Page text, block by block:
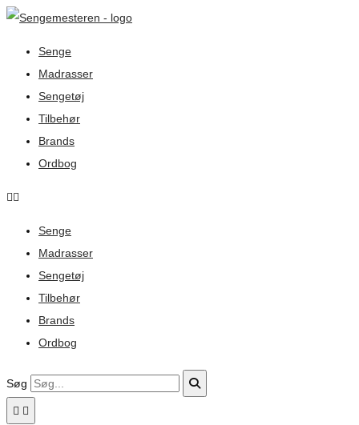
Senge
Madrasser
Sengetøj
Tilbehør
Brands
Ordbog
Senge
Madrasser
Sengetøj
Tilbehør
Brands
Ordbog
Søg